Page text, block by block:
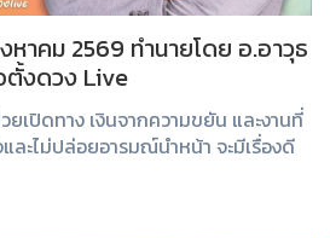
าคม 2569 ทำนายโดย อ.อาวุธ
ตั้งดวง Live
เปิดทาง เงินจากความขยัน และงานที่
ละไม่ปล่อยอารมณ์นำหน้า จะมีเรื่องดี